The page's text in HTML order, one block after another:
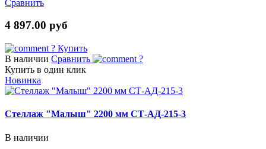
Сравнить
4 897.00 руб
? Купить
В наличии Сравнить
?
Купить в один клик
Новинка
Стеллаж "Малыш" 2200 мм СТ-АД-215-3
В наличии